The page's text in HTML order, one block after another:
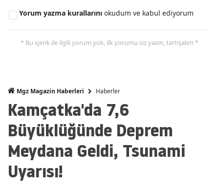
Yorum yazma kurallarını okudum ve kabul ediyorum
* Bu içerik ile ilgili yorum yok, ilk yorumu siz yazın, tartışalım *
Mgz Magazin Haberleri Haberler
Kamçatka'da 7,6
Büyüklüğünde Deprem
Meydana Geldi, Tsunami
Uyarısı!